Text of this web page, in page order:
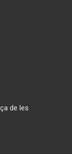
de les